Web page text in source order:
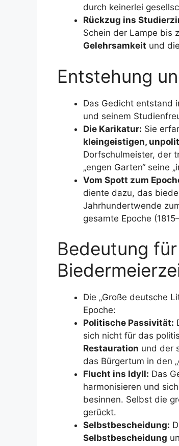
durch keinerlei
Rückzug ins
Schein der Lampe bis
Gelehrsamkeit und
Entstehung
Das Gedicht entstand
und seinem
Die Karikatur: Sie
kleingeistigen,
Dorfschulmeister, der
„engen Garten“ seine
Vom Spott zum
diente dazu, das
Jahrhundertwende
gesamte Epoche
Bedeutung
Die „Große deutsche
Epoche:
Politische Passivität:
sich nicht für das
Restauration und der
das Bürgertum in den
Flucht ins Idyll: Das
harmonisieren und
besinnen. Selbst die
gerückt.
Selbstbescheidung:
Selbstbescheidung